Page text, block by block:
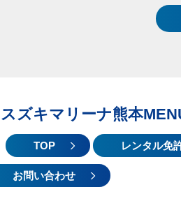
スズキマリーナ熊本
TOP レンタル免
お問い合わせ